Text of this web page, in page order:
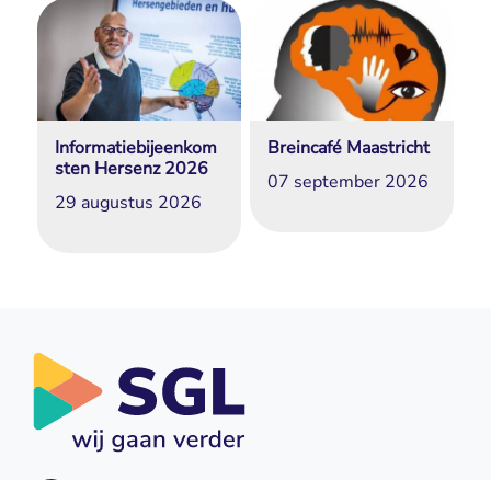
Informatiebijeenkom
sten Hersenz 2026
29 augustus 2026
Breincafé Maastricht
07 september 2026